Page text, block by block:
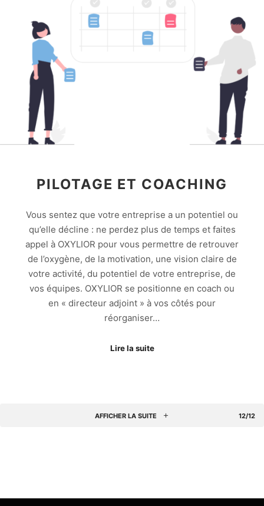
PILOTAGE ET COACHING
Vous sentez que votre entreprise a un potentiel ou
qu’elle décline : ne perdez plus de temps et faites
appel à OXYLIOR pour vous permettre de retrouver
de l’oxygène, de la motivation, une vision claire de
votre activité, du potentiel de votre entreprise, de
vos équipes. OXYLIOR se positionne en coach ou
en « directeur adjoint » à vos côtés pour
réorganiser…
Lire la suite
AFFICHER LA SUITE 12/12